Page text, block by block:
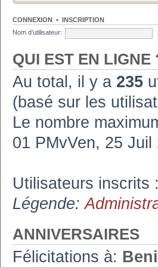
CONNEXION • INSCRIPTION
Nom d’utilisateur:
QUI EST EN LIGNE
Au total, il y a 235
(basé sur les
Le nombre
01 PMvVen, 25
Utilisateurs inscrits :
Légende:
ANNIVERSAIRES
Félicitations à: